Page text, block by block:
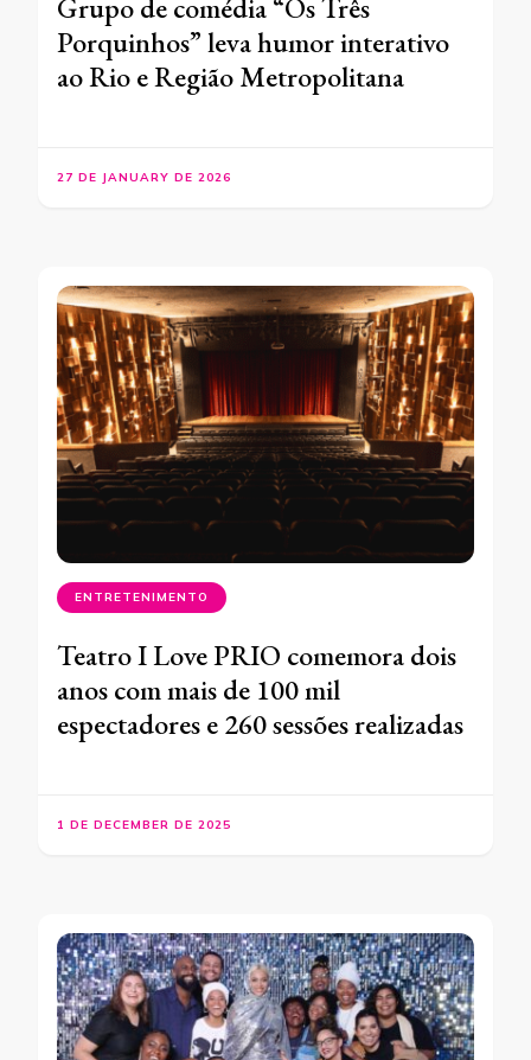
Grupo de comédia “Os Três
Porquinhos” leva humor interativo
ao Rio e Região Metropolitana
27 DE JANUARY DE 2026
ENTRETENIMENTO
Teatro I Love PRIO comemora dois
anos com mais de 100 mil
espectadores e 260 sessões realizadas
1 DE DECEMBER DE 2025